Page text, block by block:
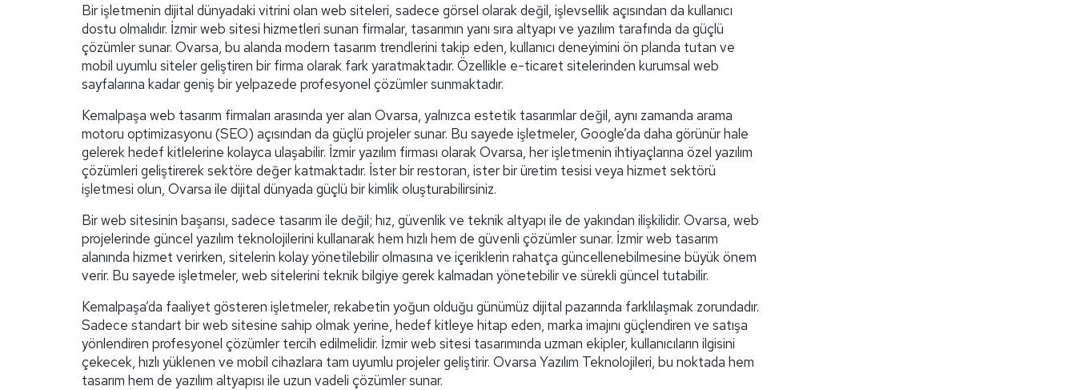
Bir işletmenin dijital dünyadaki vitrini olan web siteleri, sadece görsel olarak değil, işlevsellik açısından da kullanıcı
dostu olmalıdır. İzmir web sitesi hizmetleri sunan firmalar, tasarımın yanı sıra altyapı ve yazılım tarafında da güçlü
çözümler sunar. Ovarsa, bu alanda modern tasarım trendlerini takip eden, kullanıcı deneyimini ön planda tutan ve
mobil uyumlu siteler geliştiren bir firma olarak fark yaratmaktadır. Özellikle e-ticaret sitelerinden kurumsal web
sayfalarına kadar geniş bir yelpazede profesyonel çözümler sunmaktadır.
Kemalpaşa web tasarım firmaları arasında yer alan Ovarsa, yalnızca estetik tasarımlar değil, aynı zamanda arama
motoru optimizasyonu (SEO) açısından da güçlü projeler sunar. Bu sayede işletmeler, Google’da daha görünür hale
gelerek hedef kitlelerine kolayca ulaşabilir. İzmir yazılım firması olarak Ovarsa, her işletmenin ihtiyaçlarına özel yazılım
çözümleri geliştirerek sektöre değer katmaktadır. İster bir restoran, ister bir üretim tesisi veya hizmet sektörü
işletmesi olun, Ovarsa ile dijital dünyada güçlü bir kimlik oluşturabilirsiniz.
Bir web sitesinin başarısı, sadece tasarım ile değil; hız, güvenlik ve teknik altyapı ile de yakından ilişkilidir. Ovarsa, web
projelerinde güncel yazılım teknolojilerini kullanarak hem hızlı hem de güvenli çözümler sunar. İzmir web tasarım
alanında hizmet verirken, sitelerin kolay yönetilebilir olmasına ve içeriklerin rahatça güncellenebilmesine büyük önem
verir. Bu sayede işletmeler, web sitelerini teknik bilgiye gerek kalmadan yönetebilir ve sürekli güncel tutabilir.
Kemalpaşa’da faaliyet gösteren işletmeler, rekabetin yoğun olduğu günümüz dijital pazarında farklılaşmak zorundadır.
Sadece standart bir web sitesine sahip olmak yerine, hedef kitleye hitap eden, marka imajını güçlendiren ve satışa
yönlendiren profesyonel çözümler tercih edilmelidir. İzmir web sitesi tasarımında uzman ekipler, kullanıcıların ilgisini
çekecek, hızlı yüklenen ve mobil cihazlara tam uyumlu projeler geliştirir. Ovarsa Yazılım Teknolojileri, bu noktada hem
tasarım hem de yazılım altyapısı ile uzun vadeli çözümler sunar.